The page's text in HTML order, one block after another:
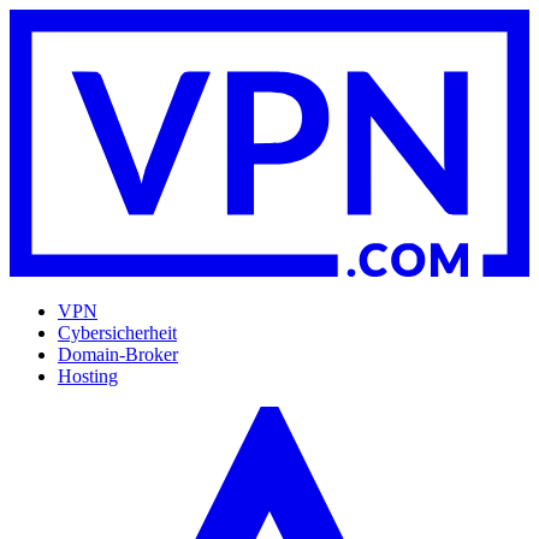
VPN
Cybersicherheit
Domain-Broker
Hosting